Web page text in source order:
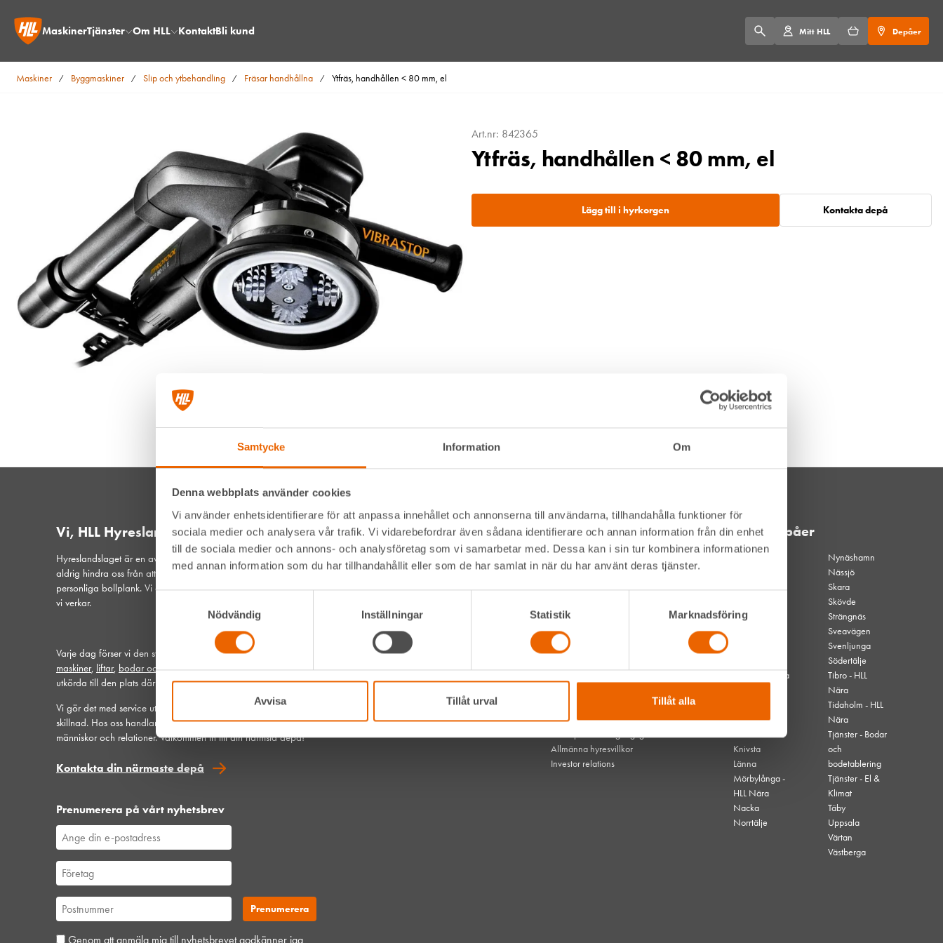
Samtycke Information Om
Denna webbplats använder cookies
Vi använder enhetsidentifierare för att anpassa innehållet och annonserna till användarna, tillhandahålla funktioner för
sociala medier och analysera vår trafik. Vi vidarebefordrar även sådana identifierare och annan information från din enhet
till de sociala medier och annons- och analysföretag som vi samarbetar med. Dessa kan i sin tur kombinera informationen
med annan information som du har tillhandahållit eller som de har samlat in när du har använt deras tjänster.
Nödvändig
Inställningar Statistik Marknadsföring
Avvisa Tillåt urval Tillåt alla
MaskinerTjänster Om HLL KontaktBli kund Mitt HLL Depåer
Maskiner / Byggmaskiner / Slip och ytbehandling / Fräsar handhållna / Ytfräs, handhållen < 80 mm, el
Art.nr: 842365
Ytfräs, handhållen < 80 mm, el
Lägg till i hyrkorgen Kontakta depå
Vi, HLL Hyreslandslaget
Hyreslandslaget är en av Sveriges ledande maskinuthyrare. Det kommer
aldrig hindra oss från att vara din lokala samarbetspartner och
personliga bollplank. Vi är ett samspelt lag med hjärtat på platserna där
vi verkar.
Varje dag förser vi den svenska bygg- och anläggningsbranschen med
maskiner, liftar, bodar och vagnar– alltid med möjlighet att få dem
utkörda till den plats där du behöver dem.
Vi gör det med service utöver det vanliga och problemlösning som gör
skillnad. Hos oss handlar mycket om maskiner, men alltid allra mest om
människor och relationer. Välkommen in till din närmsta depå!
Kontakta din närmaste depå
Prenumerera på vårt nyhetsbrev
Genom att anmäla mig till nyhetsbrevet godkänner jag
Alltid nära
Facebook
Instagram
LinkedIn
Navigation
Våra depåer
Jobba hos oss
Om HLL
Hållbarhet
Vanliga frågor
Integritetspolicy
Webbplatsens tillgänglighet
Allmänna hyresvillkor
Investor relations
Våra depåer
kvällsöppet
Borgholm
Hjo - HLL Nära
Kalmar
Karlskrona
Knivsta
Länna
Mörbylånga -
HLL Nära
Nacka
Norrtälje
Nynäshamn
Nässjö
Skara
Skövde
Strängnäs
Sveavägen
Svenljunga
Södertälje
Tibro - HLL
Nära
Tidaholm - HLL
Nära
Tjänster - Bodar
och
bodetablering
Tjänster - El &
Klimat
Täby
Uppsala
Värtan
Västberga